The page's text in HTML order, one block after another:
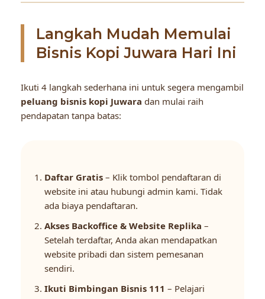
Langkah Mudah Memulai
Bisnis Kopi Juwara Hari Ini
Ikuti 4 langkah sederhana ini untuk segera mengambil
peluang bisnis kopi Juwara dan mulai raih
pendapatan tanpa batas:
Daftar Gratis – Klik tombol pendaftaran di
website ini atau hubungi admin kami. Tidak
ada biaya pendaftaran.
Akses Backoffice & Website Replika –
Setelah terdaftar, Anda akan mendapatkan
website pribadi dan sistem pemesanan
sendiri.
Ikuti Bimbingan Bisnis 111 – Pelajari